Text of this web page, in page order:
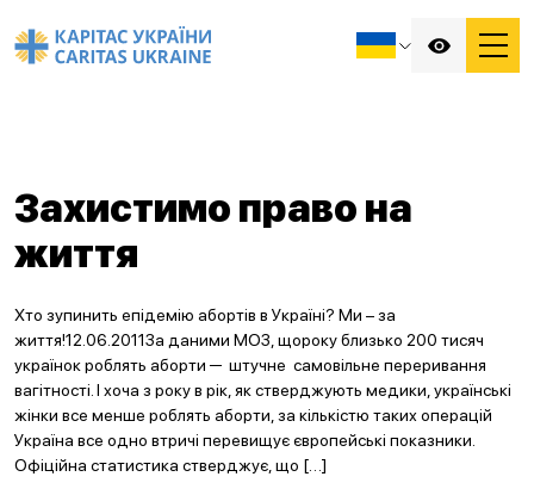
Захистимо право на
життя
Хто зупинить епідемію абортів в Україні? Ми – за
життя!12.06.2011За даними МОЗ, щороку близько 200 тисяч
українок роблять аборти ─ штучне самовільне переривання
вагітності. І хоча з року в рік, як стверджують медики, українські
жінки все менше роблять аборти, за кількістю таких операцій
Україна все одно втричі перевищує європейські показники.
Офіційна статистика стверджує, що […]